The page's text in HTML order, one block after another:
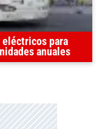
para
anuales